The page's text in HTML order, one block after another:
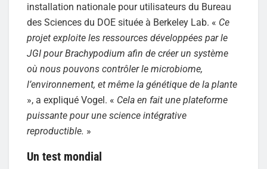
installation nationale pour utilisateurs du Bureau
des Sciences du DOE située à Berkeley Lab. « Ce
projet exploite les ressources développées par le
JGI pour Brachypodium afin de créer un système
où nous pouvons contrôler le microbiome,
l’environnement, et même la génétique de la plante
», a expliqué Vogel. « Cela en fait une plateforme
puissante pour une science intégrative
reproductible. »
Un test mondial